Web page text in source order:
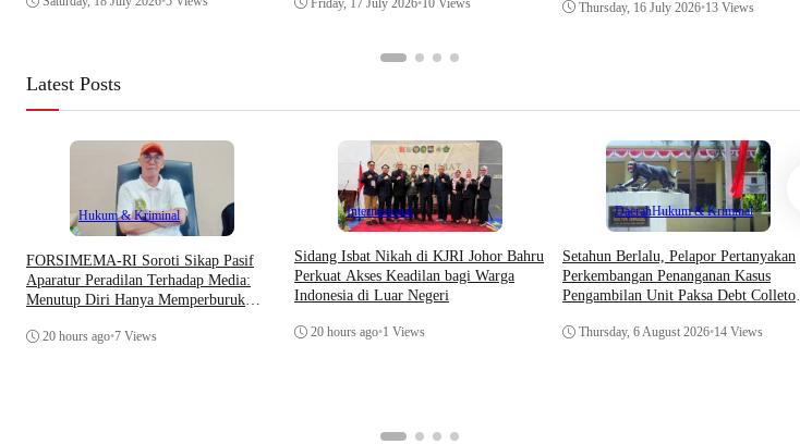
Thursday, 16 July 2026•13 Views
Latest Posts
Hukum & Kriminal
​FORSIMEMA-RI Soroti Sikap Pasif
Aparatur Peradilan Terhadap Media:
Menutup Diri Hanya Memperburuk
20 hours ago•7 Views
Internasional
Sidang Isbat Nikah di KJRI Johor Bahru
Perkuat Akses Keadilan bagi Warga
Indonesia di Luar Negeri
20 hours ago•1 Views
DaerahHukum & Kriminal
Setahun Berlalu, Pelapor Pertanyakan
Perkembangan Penanganan Kasus
Pengambilan Unit Paksa Debt Colletor
Thursday, 6 August 2026•14 Views